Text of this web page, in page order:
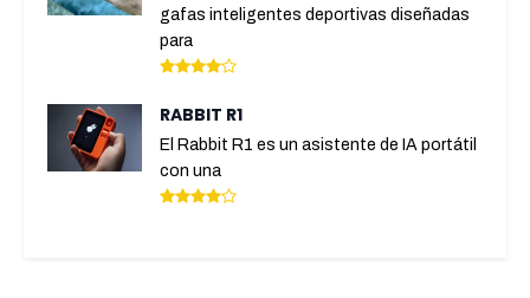
gafas inteligentes deportivas diseñadas
para
RABBIT R1
El Rabbit R1 es un asistente de IA portátil
con una